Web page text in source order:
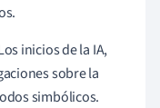
inicios de la IA,
sobre la
simbólicos.